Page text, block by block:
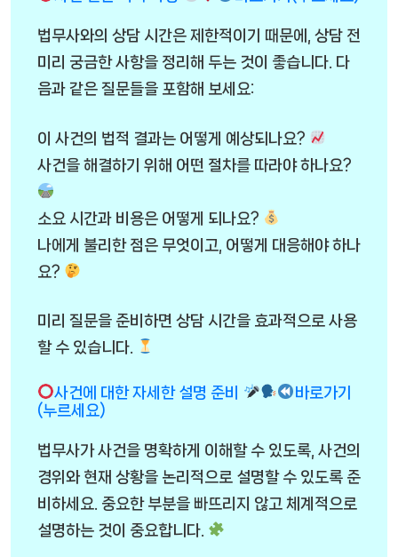
법무사와의 상담 시간은 제한적이기 때문에, 상담 전
미리 궁금한 사항을 정리해 두는 것이 좋습니다. 다
음과 같은 질문들을 포함해 보세요:
이 사건의 법적 결과는 어떻게 예상되나요?
사건을 해결하기 위해 어떤 절차를 따라야 하나요?
소요 시간과 비용은 어떻게 되나요?
나에게 불리한 점은 무엇이고, 어떻게 대응해야 하나
요?
미리 질문을 준비하면 상담 시간을 효과적으로 사용
할 수 있습니다.
사건에 대한 자세한 설명 준비
바로가기
(누르세요)
법무사가 사건을 명확하게 이해할 수 있도록, 사건의
경위와 현재 상황을 논리적으로 설명할 수 있도록 준
비하세요. 중요한 부분을 빠뜨리지 않고 체계적으로
설명하는 것이 중요합니다.